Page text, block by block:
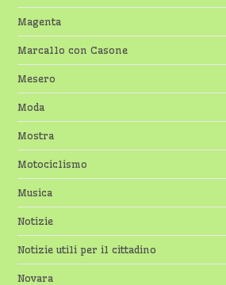
Magenta
Marcallo con Casone
Mesero
Moda
Mostra
Motociclismo
Musica
Notizie
Notizie utili per il cittadino
Novara